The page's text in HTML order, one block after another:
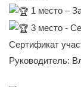
1 место –
3 место -
Сертификат
Руководитель: